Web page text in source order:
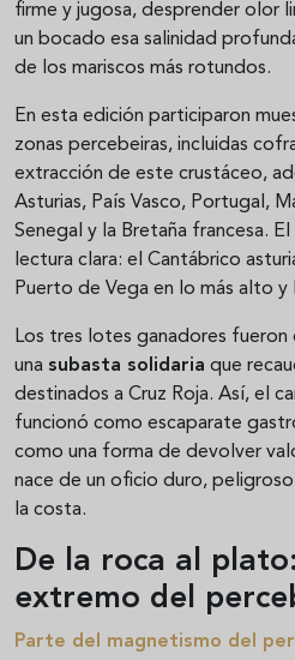
firme y jugosa, desprender olor
un bocado esa salinidad
de los mariscos más rotundos.
En esta edición participaron
zonas percebeiras, incluidas
extracción de este crustáceo,
Asturias, País Vasco, Portugal,
Senegal y la Bretaña francesa.
lectura clara: el Cantábrico
Puerto de Vega en lo más alto y
Los tres lotes ganadores
una subasta solidaria que
destinados a Cruz Roja. Así, el
funcionó como escaparate
como una forma de devolver
nace de un oficio duro,
la costa.
De la roca al
extremo del
Parte del magnetismo del